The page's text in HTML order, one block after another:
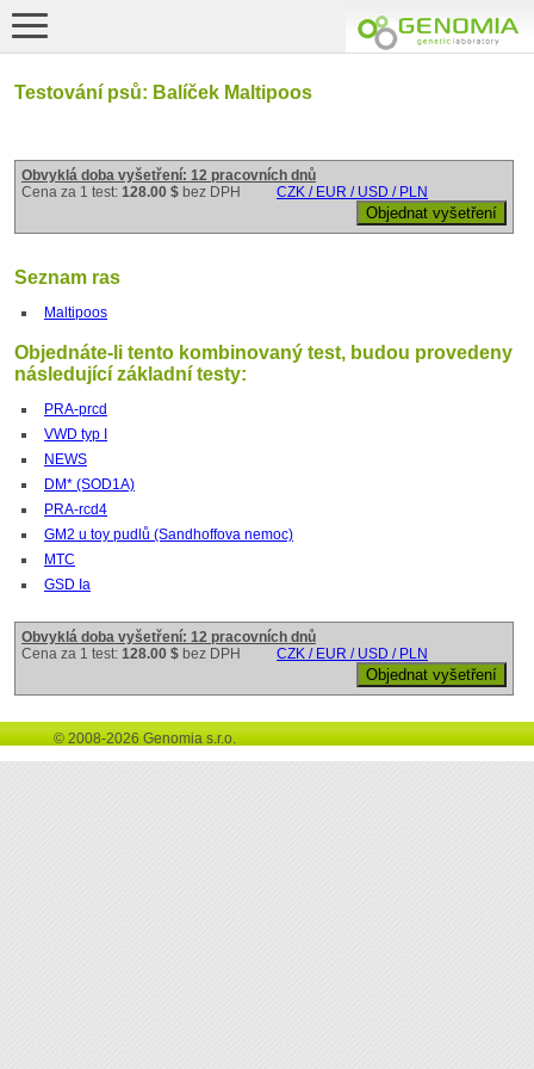
Testování psů: Balíček Maltipoos
Obvyklá doba vyšetření: 12 pracovních dnů
Cena za 1 test: 128.00 $ bez DPH CZK / EUR / USD / PLN
Seznam ras
Maltipoos
Objednáte-li tento kombinovaný test, budou provedeny
následující základní testy:
PRA-prcd
VWD typ I
NEWS
DM* (SOD1A)
PRA-rcd4
GM2 u toy pudlů (Sandhoffova nemoc)
MTC
GSD Ia
Obvyklá doba vyšetření: 12 pracovních dnů
Cena za 1 test: 128.00 $ bez DPH CZK / EUR / USD / PLN
© 2008-2026 Genomia s.r.o.